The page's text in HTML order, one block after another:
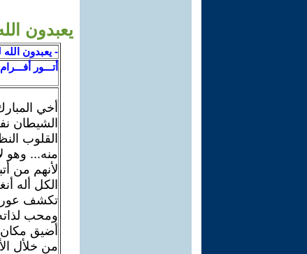
يعبدون
- يعبدون
أتـــور أفـــرام
أخي
الشيطان
القلوب
منه... وهو
لأنهم من
الكل أله
تكشف
ومحب
أضيق
من خلأل